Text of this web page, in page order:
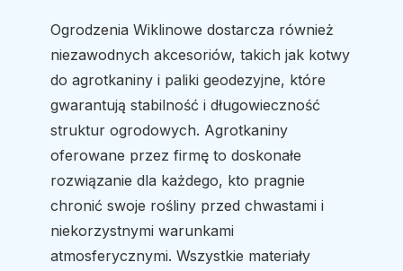
Ogrodzenia Wiklinowe dostarcza również
niezawodnych akcesoriów, takich jak kotwy
do agrotkaniny i paliki geodezyjne, które
gwarantują stabilność i długowieczność
struktur ogrodowych. Agrotkaniny
oferowane przez firmę to doskonałe
rozwiązanie dla każdego, kto pragnie
chronić swoje rośliny przed chwastami i
niekorzystnymi warunkami
atmosferycznymi. Wszystkie materiały